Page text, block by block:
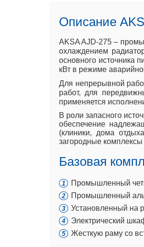
Описание
AKSA AJD-275 –
охлаждением
основного источника
кВт в режиме
Для непрерывной
работ, для
применяется
В роли запасного
обеспечение
(клиники, дома
загородные
Базовая
Промышленный
Промышленный
Установленный на
Электрический
Жесткую раму со